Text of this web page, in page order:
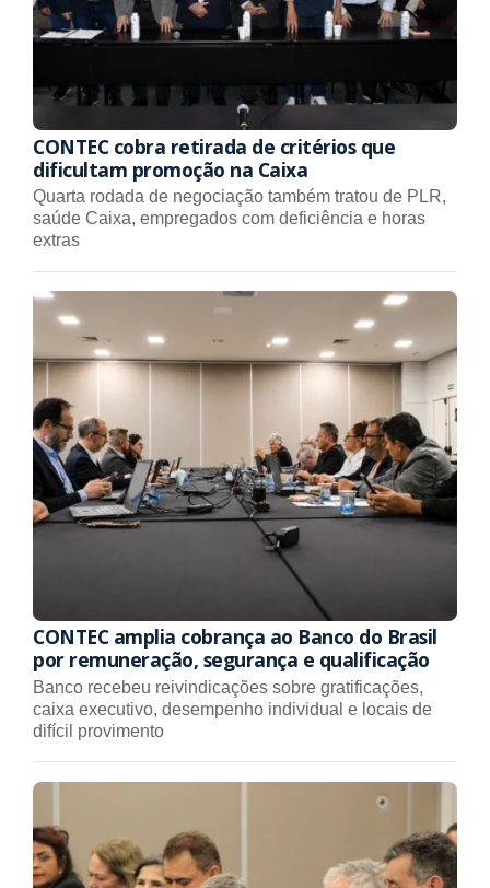
CONTEC cobra retirada de critérios que
dificultam promoção na Caixa
Quarta rodada de negociação também tratou de PLR,
saúde Caixa, empregados com deficiência e horas
extras
CONTEC amplia cobrança ao Banco do Brasil
por remuneração, segurança e qualificação
Banco recebeu reivindicações sobre gratificações,
caixa executivo, desempenho individual e locais de
difícil provimento